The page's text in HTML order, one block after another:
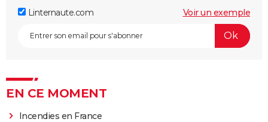
Linternaute.com Voir un exemple
EN CE MOMENT
Incendies en France